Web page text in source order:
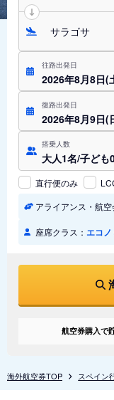
サラゴサ
往路出発日
2026年8月8日(
復路出発日
2026年8月9日(
搭乗人数
大人1名/子ども
直行便のみ
アライアンス・航空
座席クラス： エコ
航空券購入で
海外航空券TOP スペイン